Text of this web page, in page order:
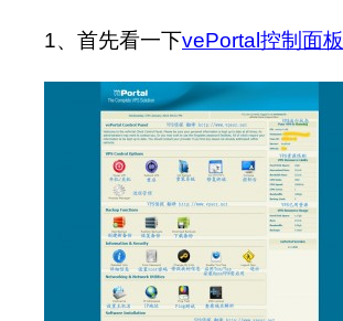
1、首先看一下vePortal控制面板